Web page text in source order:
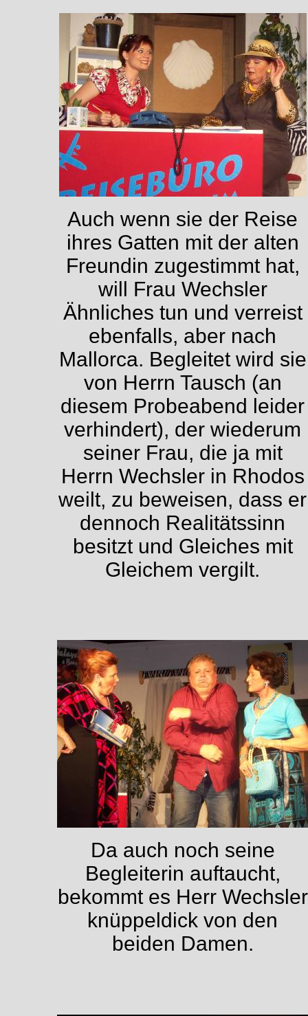
Auch wenn sie der Reise
ihres Gatten mit der alten
Freundin zugestimmt hat,
will Frau Wechsler
Ähnliches tun und verreist
ebenfalls, aber nach
Mallorca. Begleitet wird sie
von Herrn Tausch (an
diesem Probeabend leider
verhindert), der wiederum
seiner Frau, die ja mit
Herrn Wechsler in Rhodos
weilt, zu beweisen, dass er
dennoch Realitätssinn
besitzt und Gleiches mit
Gleichem vergilt.
Da auch noch seine
Begleiterin auftaucht,
bekommt es Herr Wechsler
knüppeldick von den
beiden Damen.